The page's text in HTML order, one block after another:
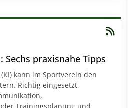
Sechs praxisnahe Tipps
kann im Sportverein den
Richtig eingesetzt,
Trainingsplanung und